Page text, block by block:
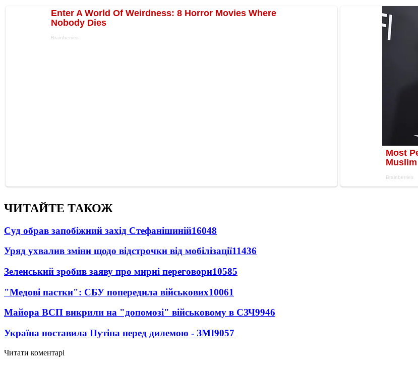
ЧИТАЙТЕ ТАКОЖ
Суд обрав запобіжний захід Стефанішиній16048
Уряд ухвалив зміни щодо відстрочки від мобілізації11436
Зеленський зробив заяву про мирні переговори10585
"Медові пастки": СБУ попередила військових10061
Майора ВСП викрили на "допомозі" військовому в СЗЧ9946
Україна поставила Путіна перед дилемою - ЗМІ9057
Читати коментарі